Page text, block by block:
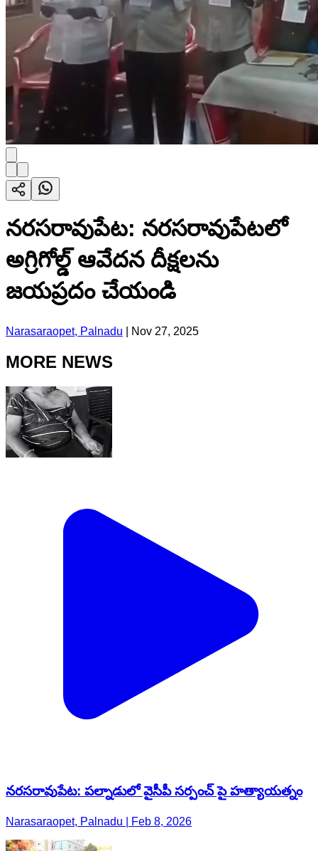
నరసరావుపేట: నరసరావుపేటలో
అగ్రిగోల్డ్ ఆవేదన దీక్షలను
జయప్రదం చేయండి
Narasaraopet, Palnadu Nov 27, 2025
MORE NEWS
నరసరావుపేట: పల్నాడులో వైసీపీ సర్పంచ్ పై హత్యాయత్నం
Narasaraopet, Palnadu | Feb 8, 2026